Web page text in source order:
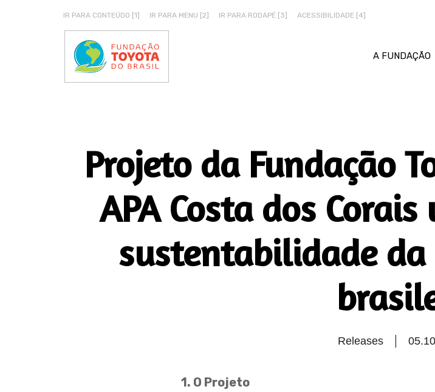
IR PARA CONTEÚDO [1] IR PARA MENU [2] IR PARA RODAPÉ [3] ACESSIBILIDADE [4]
A FUNDAÇÃO
Projeto da Fundação
APA Costa dos
sustentabilidade da
Releases
1. O Projeto